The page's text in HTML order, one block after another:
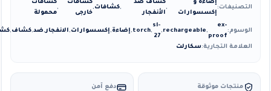
التصنيفات:
إضاءة و
إكسسوارات
,
كشاف ضد
الأنفجار
,كشافات,
كشافات
خارجى
,
كشافات
محمولة
الوسوم:
ex-
proof
,
rechargeable
,
sl-
27
,
torch
,إضاءة,إكسسوارات,الانفجار,ضد,كشاف,
العلامة التجارية:سكارلت
منتجات موثوقة دفع آمن